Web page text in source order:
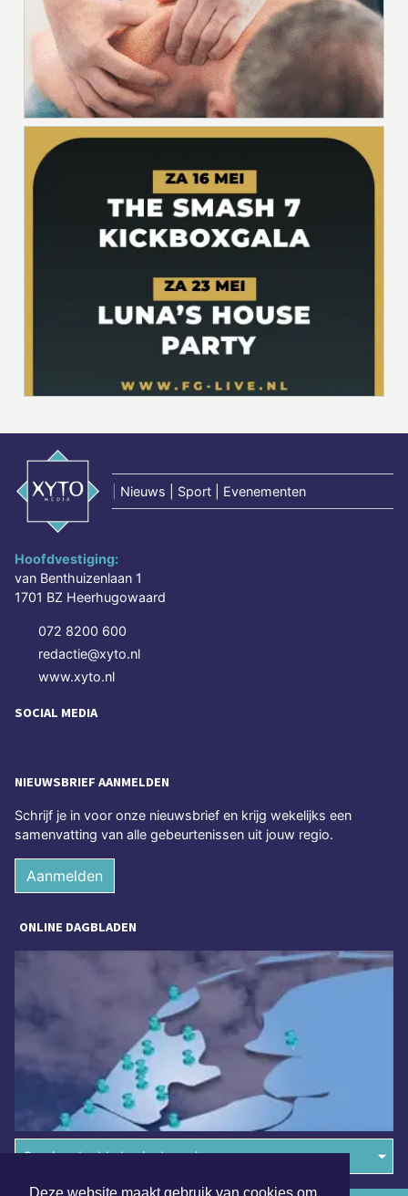
Nieuws | Sport | Evenementen
Hoofdvestiging:
van Benthuizenlaan 1
1701 BZ Heerhugowaard
072 8200 600
redactie@xyto.nl
www.xyto.nl
SOCIAL MEDIA
NIEUWSBRIEF AANMELDEN
Schrijf je in voor onze nieuwsbrief en krijg wekelijks een
samenvatting van alle gebeurtenissen uit jouw regio.
Aanmelden
ONLINE DAGBLADEN
Overige dagbladen in de regio